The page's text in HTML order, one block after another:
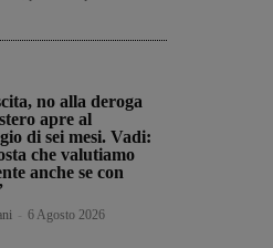
no alla deroga
apre al
di sei mesi. Vadi:
che valutiamo
anche se con
6 Agosto 2026